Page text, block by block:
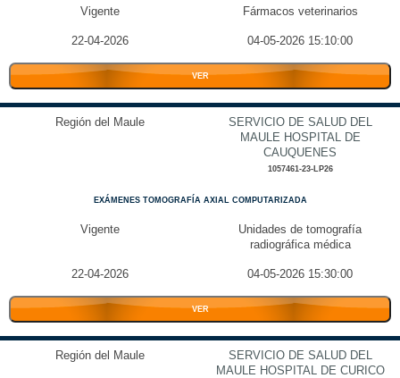
Vigente Fármacos veterinarios
22-04-2026 04-05-2026 15:10:00
VER
Región del Maule
SERVICIO DE SALUD DEL
MAULE HOSPITAL DE
CAUQUENES
1057461-23-LP26
EXÁMENES TOMOGRAFÍA AXIAL COMPUTARIZADA
Vigente
Unidades de tomografía
radiográfica médica
22-04-2026 04-05-2026 15:30:00
VER
Región del Maule
SERVICIO DE SALUD DEL
MAULE HOSPITAL DE CURICO